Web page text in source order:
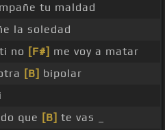
tu maldad
la soledad
no [F#] me voy a matar
[B] bipolar
que [B] te vas _